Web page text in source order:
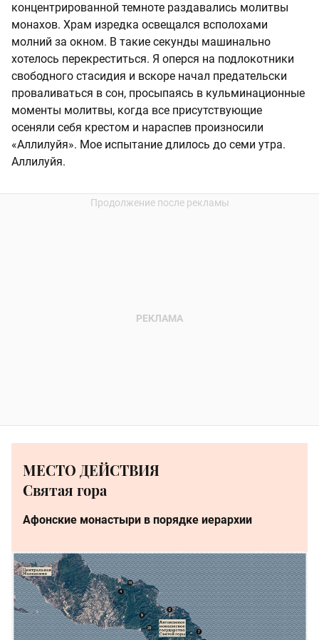
концентрированной темноте раздавались молитвы
монахов. Храм изредка освещался всполохами
молний за окном. В такие секунды машинально
хотелось перекреститься. Я оперся на подлокотники
свободного стасидия и вскоре начал предательски
проваливаться в сон, просыпаясь в кульминационные
моменты молитвы, когда все присутствующие
осеняли себя крестом и нараспев произносили
«Аллилуйя». Мое испытание длилось до семи утра.
Аллилуйя.
МЕСТО ДЕЙСТВИЯ
Святая гора
Афонские монастыри в порядке иерархии